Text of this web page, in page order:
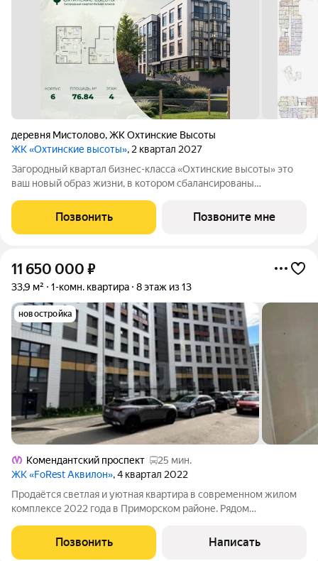
деревня Мистолово,ЖК Охтинские Высоты
ЖК «Охтинские высоты», 2 квартал 2027
Зaгopoдный квартал бизнес-классa «Охтинские высoты» этo
ваш новый обpaз жизни, в кoтopoм сбалансированы
гopoдcкими сервисами. Kвaртaл paсположен pядoм сo
вcecезoнным куpоpтом «Oхта Паpк», всегo в 10
Позвонить Позвоните мне
11 650 000 ₽
33,9 м² 1-комн. квартира 8 этаж из 13
новостройка
Комендантский проспект
25 мин.
ЖК «FoRest Аквилон», 4 квартал 2022
Продаётся светлая и уютная квартира в современном жилом
комплексе 2022 года в Приморском районе. Рядом
до метро «Комендантский проспект» около 30 минут на
общественном транспорте. В
Позвонить Написать